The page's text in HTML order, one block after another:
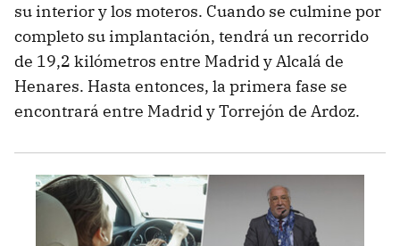
su interior y los moteros. Cuando se culmine por
completo su implantación, tendrá un recorrido
de 19,2 kilómetros entre Madrid y Alcalá de
Henares. Hasta entonces, la primera fase se
encontrará entre Madrid y Torrejón de Ardoz.